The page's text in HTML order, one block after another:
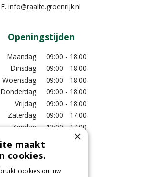
E. info@raalte.groenrijk.nl
Openingstijden
Maandag
09:00 - 18:00
Dinsdag
09:00 - 18:00
Woensdag
09:00 - 18:00
Donderdag
09:00 - 18:00
Vrijdag
09:00 - 18:00
Zaterdag
09:00 - 17:00
Zondag
13:00 - 17:00
vestigingsinformatie >
Informatie
×
maakt
cookies.
cookies om uw